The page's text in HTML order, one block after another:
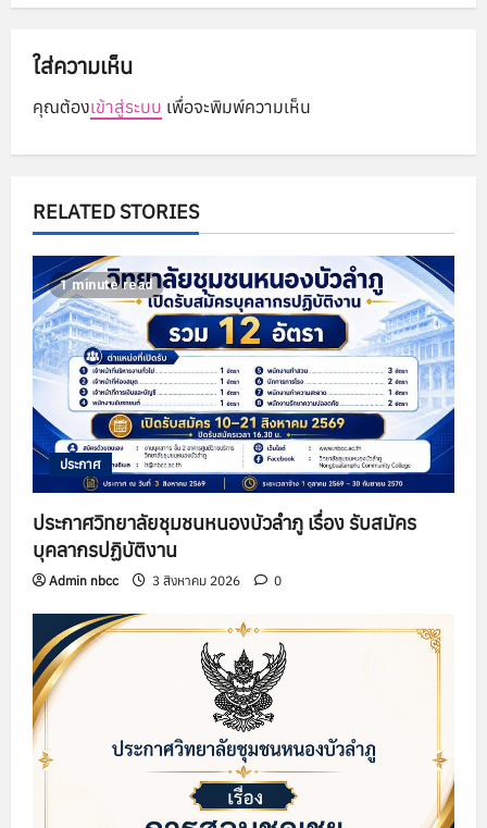
i
g
i
o
n
ใส่ความเห็น
คุณต้องเข้าสู่ระบบ เพื่อจะพิมพ์ความเห็น
RELATED STORIES
1 minute read
ประกาศ
ประกาศวิทยาลัยชุมชนหนองบัวลำภู เรื่อง รับสมัคร
บุคลากรปฏิบัติงาน
Admin nbcc 3 สิงหาคม 2026 0